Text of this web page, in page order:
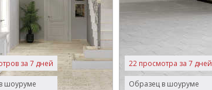
шоуруме
за 7 дней
Образец в шоуруме
22 просмотра за 7 дней